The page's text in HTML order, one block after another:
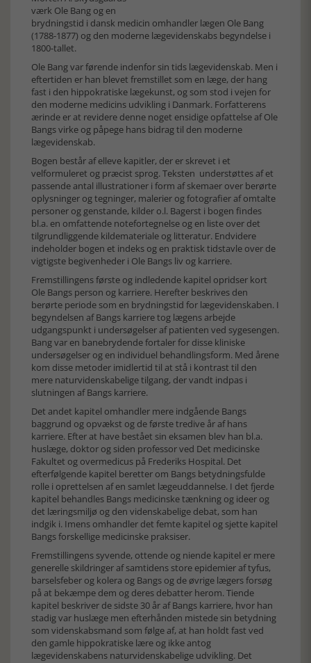
værk Ole Bang og en
brydningstid i dansk medicin omhandler lægen Ole Bang
(1788-1877) og den moderne lægevidenskabs begyndelse i
1800-tallet.
Ole Bang var førende indenfor sin tids lægevidenskab. Men i
eftertiden er han blevet fremstillet som en læge, der hang
fast i den hippokratiske lægekunst, og som stod i vejen for
den moderne medicins udvikling i Danmark. Forfatterens
ærinde er at revidere denne noget ensidige opfattelse af Ole
Bangs virke og påpege hans bidrag til den moderne
lægevidenskab.
Bogen består af elleve kapitler, der er skrevet i et
velformuleret og præcist sprog. Teksten understøttes af et
passende antal illustrationer i form af skemaer over berørte
oplysninger og tegninger, malerier og fotografier af omtalte
personer og genstande, kilder o.l. Bagerst i bogen findes
bl.a. en omfattende notefortegnelse og en liste over det
tilgrundliggende kildemateriale og litteratur. Endvidere
indeholder bogen et indeks og en praktisk tidstavle over de
vigtigste begivenheder i Ole Bangs liv og karriere.
Fremstillingens første og indledende kapitel opridser kort
Ole Bangs person og karriere. Herefter beskrives den
berørte periode som en brydningstid for lægevidenskaben. I
begyndelsen af Bangs karriere tog lægens arbejde
udgangspunkt i undersøgelser af patienten ved sygesengen.
Bang var en banebrydende fortaler for disse kliniske
undersøgelser og en individuel behandlingsform. Med årene
kom disse metoder imidlertid til at stå i kontrast til den
mere naturvidenskabelige tilgang, der vandt indpas i
slutningen af Bangs karriere.
Det andet kapitel omhandler mere indgående Bangs
baggrund og opvækst og de første tredive år af hans
karriere. Efter at have bestået sin eksamen blev han bl.a.
huslæge, doktor og siden professor ved Det medicinske
Fakultet og overmedicus på Frederiks Hospital. Det
efterfølgende kapitel beretter om Bangs betydningsfulde
rolle i oprettelsen af en samlet lægeuddannelse. I det fjerde
kapitel behandles Bangs medicinske tænkning og ideer og
det læringsmiljø og den videnskabelige debat, som han
indgik i. Imens omhandler det femte kapitel og sjette kapitel
Bangs forskellige medicinske praksiser.
Fremstillingens syvende, ottende og niende kapitel er mere
generelle skildringer af samtidens store epidemier af tyfus,
barselsfeber og kolera og Bangs og de øvrige lægers forsøg
på at bekæmpe dem og deres debatter herom. Tiende
kapitel beskriver de sidste 30 år af Bangs karriere, hvor han
stadig var huslæge men efterhånden mistede sin betydning
som videnskabsmand som følge af, at han holdt fast ved
den gamle hippokratiske lære og ikke antog
lægevidenskabens naturvidenskabelige udvikling. Det